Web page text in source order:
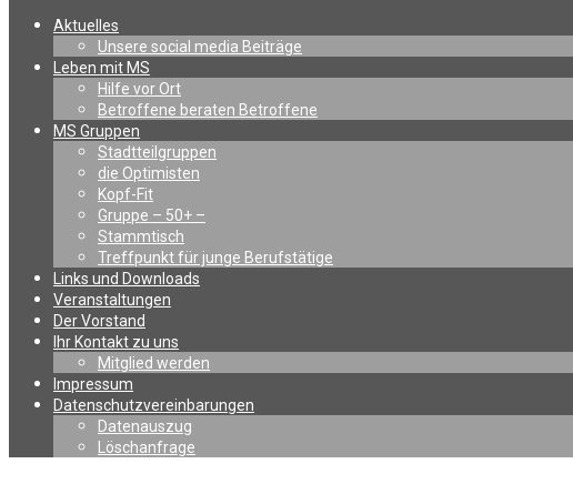
Aktuelles
Unsere social media Beiträge
Leben mit MS
Hilfe vor Ort
Betroffene beraten Betroffene
MS Gruppen
Stadtteilgruppen
die Optimisten
Kopf-Fit
Gruppe – 50+ –
Stammtisch
Treffpunkt für junge Berufstätige
Links und Downloads
Veranstaltungen
Der Vorstand
Ihr Kontakt zu uns
Mitglied werden
Impressum
Datenschutzvereinbarungen
Datenauszug
Löschanfrage